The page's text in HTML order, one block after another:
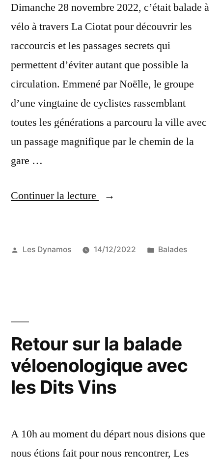
Dimanche 28 novembre 2022, c’était balade à
vélo à travers La Ciotat pour découvrir les
raccourcis et les passages secrets qui
permettent d’éviter autant que possible la
circulation. Emmené par Noëlle, le groupe
d’une vingtaine de cyclistes rassemblant
toutes les générations a parcouru la ville avec
un passage magnifique par le chemin de la
gare …
Continuer la lecture
« Balade
du
Publié
Les Dynamos 14/12/2022
Publié
Balades
Retour sur la balade
véloenologique avec
les Dits Vins
A 10h au moment du départ nous disions que
nous étions fait pour nous rencontrer, Les